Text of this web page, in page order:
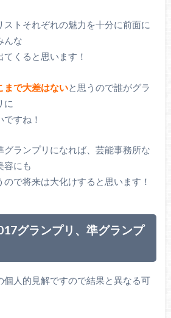
ストそれぞれの魅力を十分に前面に
んな
くると思います！
まで大差はないと思うので誰がグラ
に
すね！
グランプリになれば、芸能事務所な
容にも
で将来は大化けすると思います！
グランプリ、準グランプ
個人的見解ですので結果と異なる可